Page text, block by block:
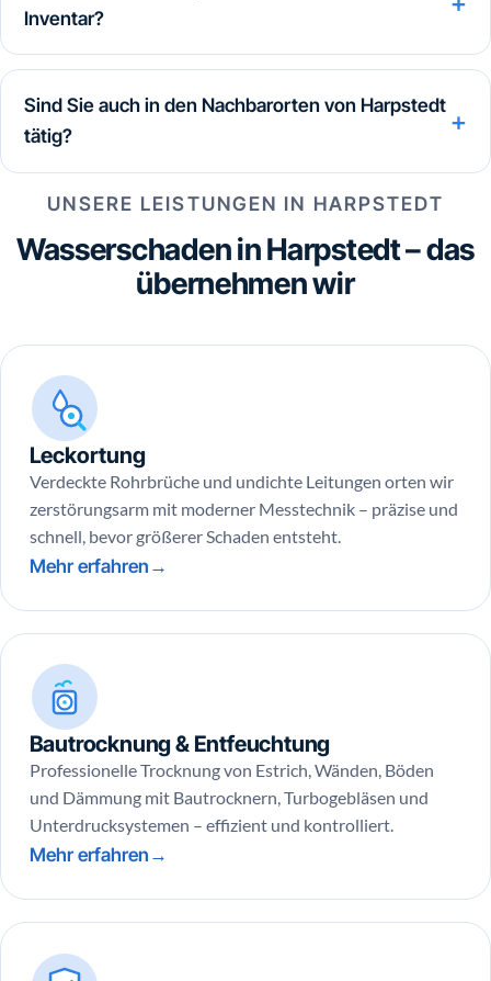
Inventar?
Sind Sie auch in den Nachbarorten von Harpstedt
tätig?
UNSERE LEISTUNGEN IN HARPSTEDT
Wasserschaden in Harpstedt – das
übernehmen wir
Leckortung
Verdeckte Rohrbrüche und undichte Leitungen orten wir
zerstörungsarm mit moderner Messtechnik – präzise und
schnell, bevor größerer Schaden entsteht.
Mehr erfahren
Bautrocknung & Entfeuchtung
Professionelle Trocknung von Estrich, Wänden, Böden
und Dämmung mit Bautrocknern, Turbogebläsen und
Unterdrucksystemen – effizient und kontrolliert.
Mehr erfahren